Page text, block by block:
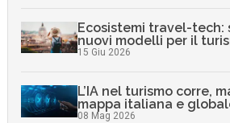
Ecosistemi travel-tech:
nuovi modelli per il
15 Giu 2026
L’IA nel turismo corre,
mappa italiana e
08 Mag 2026